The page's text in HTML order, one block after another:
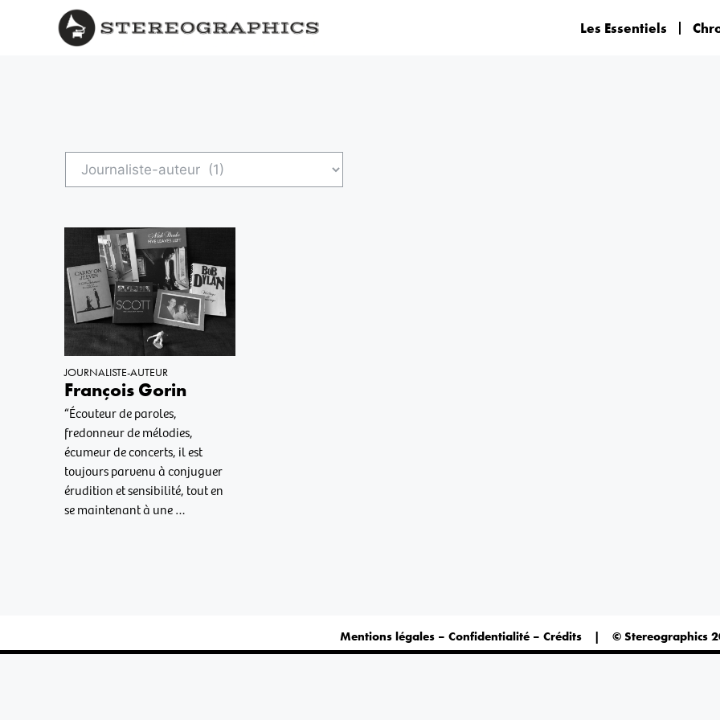
Les Essentiels
JOURNALISTE-AUTEUR
François Gorin
“Écouteur de paroles,
fredonneur de mélodies,
écumeur de concerts, il est
toujours parvenu à conjuguer
érudition et sensibilité, tout en
se maintenant à une …
Mentions légales – Confidentialité – Crédits | © Stereographics